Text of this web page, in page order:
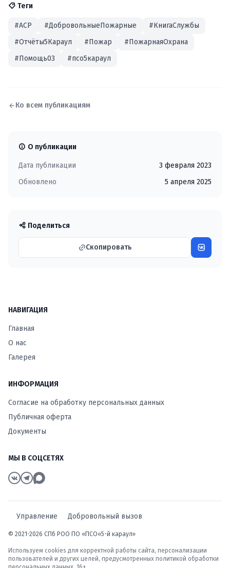
Теги
#АСР #ДобровольныеПожарные
#КнигаСлужбы
#Отчёты5Караул
#Пожар
#ПожарнаяОхрана
#Помощь03
#псо5караул
Ко всем публикациям
О публикации
Дата публикации
3 февраля 2023
Обновлено
5 апреля 2025
Поделиться
Скопировать
НАВИГАЦИЯ
Главная
О нас
Галерея
ИНФОРМАЦИЯ
Согласие на обработку персональных данных
Публичная оферта
Документы
МЫ В СОЦСЕТЯХ
Управление Добровольный вызов
© 2021-2026 СПб РОО ПО «ПСО«5-й караул»
Используем cookies для корректной работы сайта, персонализации
пользователей и других целей, предусмотренных политикой обработки